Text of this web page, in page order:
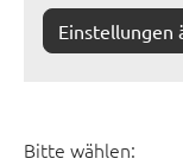
Einstellungen
Bitte wählen: